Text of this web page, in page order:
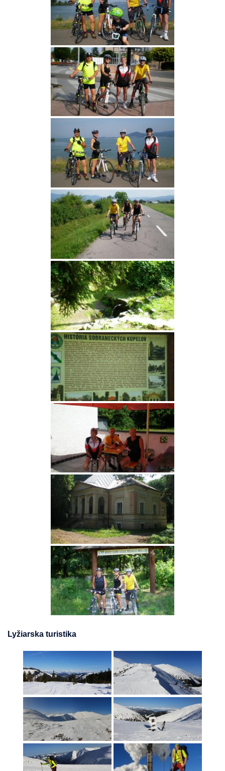
Lyžiarska turistika